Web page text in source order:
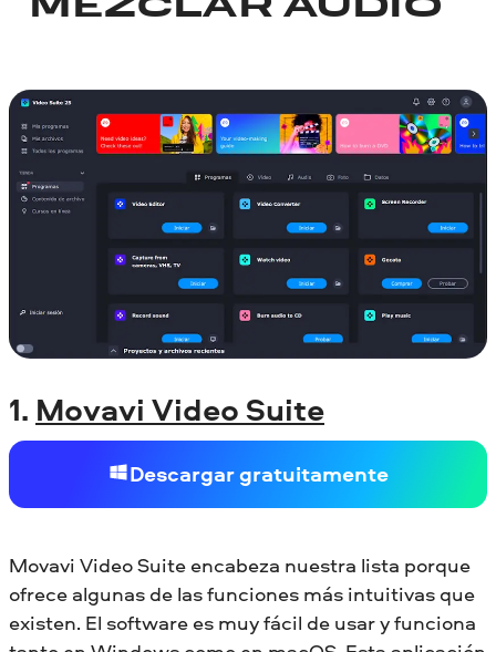
MEZCLAR AUDIO
1. Movavi Video Suite
Descargar gratuitamente
Movavi Video Suite encabeza nuestra lista porque
ofrece algunas de las funciones más intuitivas que
existen. El software es muy fácil de usar y funciona